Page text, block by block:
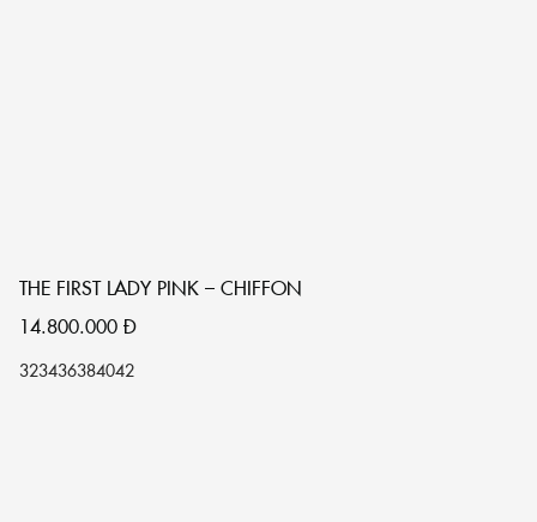
THE FIRST LADY PINK – CHIFFON
14.800.000 Đ
323436384042